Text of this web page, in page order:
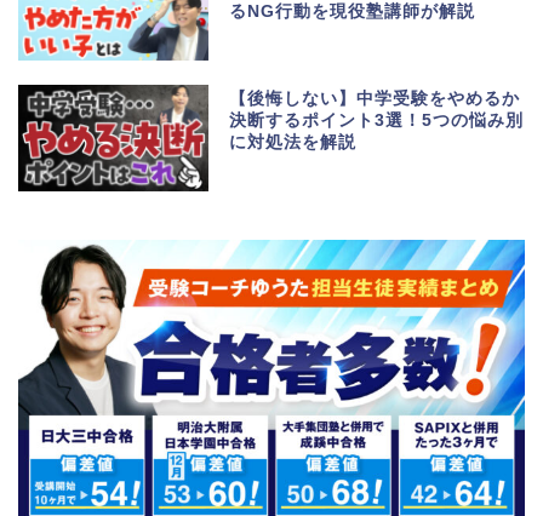
るNG行動を現役塾講師が解説
【後悔しない】中学受験をやめるか
決断するポイント3選！5つの悩み別
に対処法を解説